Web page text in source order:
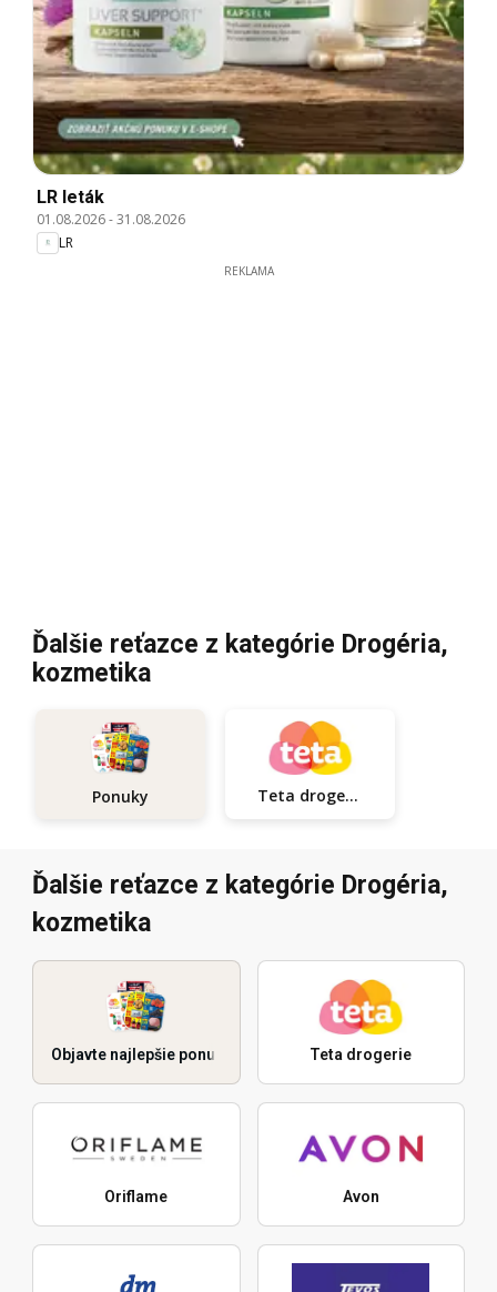
LR leták
01.08.2026-31.08.2026
LR
REKLAMA
Ďalšie reťazce z kategórie Drogéria,
kozmetika
Ponuky Teta drogerie
Ďalšie reťazce z kategórie Drogéria,
kozmetika
Objavte najlepšie ponuky Teta drogerie
Oriflame Avon